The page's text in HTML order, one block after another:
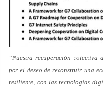
“Nuestra recuperación colectiva
por el deseo de reconstruir una
resiliente, con las tecnologías